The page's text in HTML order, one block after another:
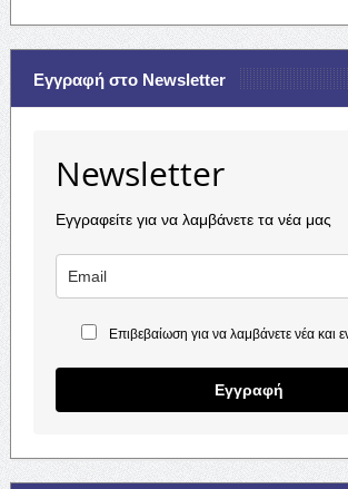
Εγγραφή στο Newsletter
Newsletter
Εγγραφείτε για να λαμβάνετε τα νέα μας
Επιβεβαίωση για να λαμβάνετε νέα και
Εγγραφή